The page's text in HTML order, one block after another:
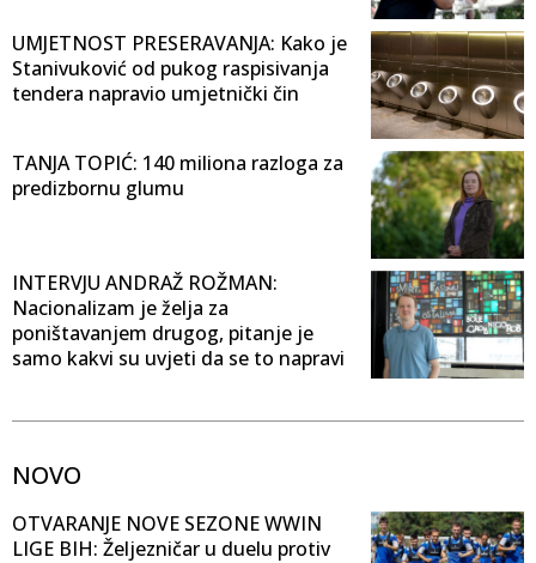
UMJETNOST PRESERAVANJA: Kako je
Stanivuković od pukog raspisivanja
tendera napravio umjetnički čin
TANJA TOPIĆ: 140 miliona razloga za
predizbornu glumu
INTERVJU ANDRAŽ ROŽMAN:
Nacionalizam je želja za
poništavanjem drugog, pitanje je
samo kakvi su uvjeti da se to napravi
NOVO
OTVARANJE NOVE SEZONE WWIN
LIGE BIH: Željezničar u duelu protiv